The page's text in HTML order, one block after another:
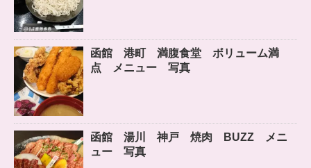
函館 港町 満腹食堂 ボリューム満
点 メニュー 写真
函館 湯川 神戸 焼肉 BUZZ メニ
ュー 写真